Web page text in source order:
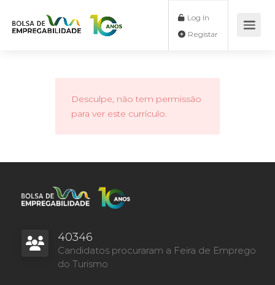
Log In
Desculpe, não tem permissão
para ver este currículo.
40346
Candidatos procuraram a Feira de Emprego
do Turismo